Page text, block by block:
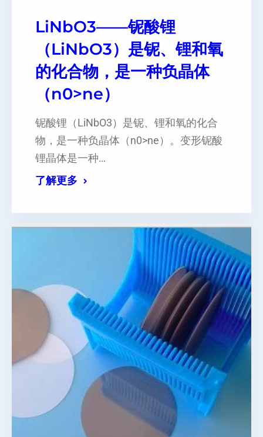
LiNbO3——铌酸锂
（LiNbO3）是铌、锂和氧
的化合物，是一种负晶体
（n0>ne）
铌酸锂（LiNbO3）是铌、锂和氧的化合
物，是一种负晶体（n0>ne）。变形铌酸
锂晶体是一种…
了解更多